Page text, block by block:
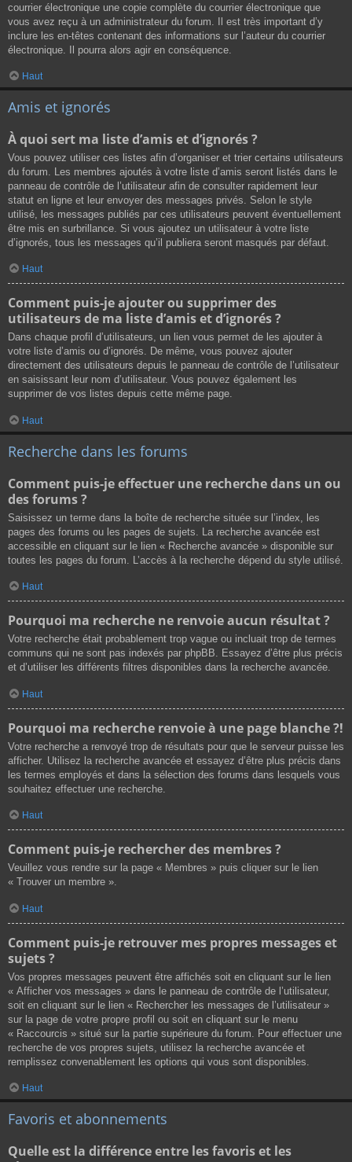
courrier électronique une copie complète du courrier électronique que
vous avez reçu à un administrateur du forum. Il est très important d’y
inclure les en-têtes contenant des informations sur l’auteur du courrier
électronique. Il pourra alors agir en conséquence.
Haut
Amis et ignorés
À quoi sert ma liste d’amis et d’ignorés ?
Vous pouvez utiliser ces listes afin d’organiser et trier certains utilisateurs
du forum. Les membres ajoutés à votre liste d’amis seront listés dans le
panneau de contrôle de l’utilisateur afin de consulter rapidement leur
statut en ligne et leur envoyer des messages privés. Selon le style
utilisé, les messages publiés par ces utilisateurs peuvent éventuellement
être mis en surbrillance. Si vous ajoutez un utilisateur à votre liste
d’ignorés, tous les messages qu’il publiera seront masqués par défaut.
Haut
Comment puis-je ajouter ou supprimer des
utilisateurs de ma liste d’amis et d’ignorés ?
Dans chaque profil d’utilisateurs, un lien vous permet de les ajouter à
votre liste d’amis ou d’ignorés. De même, vous pouvez ajouter
directement des utilisateurs depuis le panneau de contrôle de l’utilisateur
en saisissant leur nom d’utilisateur. Vous pouvez également les
supprimer de vos listes depuis cette même page.
Haut
Recherche dans les forums
Comment puis-je effectuer une recherche dans un ou
des forums ?
Saisissez un terme dans la boîte de recherche située sur l’index, les
pages des forums ou les pages de sujets. La recherche avancée est
accessible en cliquant sur le lien « Recherche avancée » disponible sur
toutes les pages du forum. L’accès à la recherche dépend du style utilisé.
Haut
Pourquoi ma recherche ne renvoie aucun résultat ?
Votre recherche était probablement trop vague ou incluait trop de termes
communs qui ne sont pas indexés par phpBB. Essayez d’être plus précis
et d’utiliser les différents filtres disponibles dans la recherche avancée.
Haut
Pourquoi ma recherche renvoie à une page blanche ?!
Votre recherche a renvoyé trop de résultats pour que le serveur puisse les
afficher. Utilisez la recherche avancée et essayez d’être plus précis dans
les termes employés et dans la sélection des forums dans lesquels vous
souhaitez effectuer une recherche.
Haut
Comment puis-je rechercher des membres ?
Veuillez vous rendre sur la page « Membres » puis cliquer sur le lien
« Trouver un membre ».
Haut
Comment puis-je retrouver mes propres messages et
sujets ?
Vos propres messages peuvent être affichés soit en cliquant sur le lien
« Afficher vos messages » dans le panneau de contrôle de l’utilisateur,
soit en cliquant sur le lien « Rechercher les messages de l’utilisateur »
sur la page de votre propre profil ou soit en cliquant sur le menu
« Raccourcis » situé sur la partie supérieure du forum. Pour effectuer une
recherche de vos propres sujets, utilisez la recherche avancée et
remplissez convenablement les options qui vous sont disponibles.
Haut
Favoris et abonnements
Quelle est la différence entre les favoris et les